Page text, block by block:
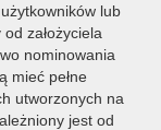
lub
założyciela
nominowania
mieć pełne
utworzonych na
jest od